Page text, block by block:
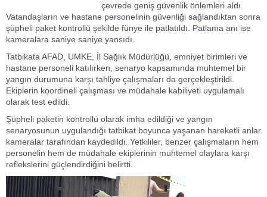
çevrede geniş güvenlik önlemleri aldı.
Vatandaşların ve hastane personelinin güvenliği sağlandıktan sonra
şüpheli paket kontrollü şekilde fünye ile patlatıldı. Patlama anı ise
kameralara saniye saniye yansıdı.
Tatbikata AFAD, UMKE, İl Sağlık Müdürlüğü, emniyet birimleri ve
hastane personeli katılırken, senaryo kapsamında muhtemel bir
yangın durumuna karşı tahliye çalışmaları da gerçekleştirildi.
Ekiplerin koordineli çalışması ve müdahale kabiliyeti uygulamalı
olarak test edildi.
Şüpheli paketin kontrollü olarak imha edildiği ve yangın
senaryosunun uygulandığı tatbikat boyunca yaşanan hareketli anlar
kameralar tarafından kaydedildi. Yetkililer, benzer çalışmaların hem
personelin hem de müdahale ekiplerinin muhtemel olaylara karşı
reflekslerini güçlendirdiğini belirtti.